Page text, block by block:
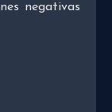
negativas